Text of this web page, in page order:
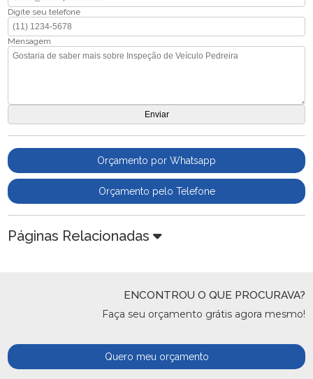
Digite seu telefone
Mensagem
Orçamento por Whatsapp
Orçamento pelo Telefone
Páginas Relacionadas
ENCONTROU O QUE PROCURAVA?
Faça seu orçamento grátis agora mesmo!
Quero meu orçamento